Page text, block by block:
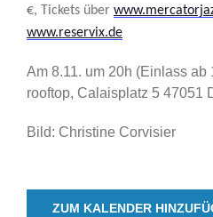
€,
Tickets über
www.reservix.de
Am 8.11. um 20h (Einlass ab
rooftop, Calaisplatz 5 47051
Bild: Christine Corvisier
ZUM KALENDER